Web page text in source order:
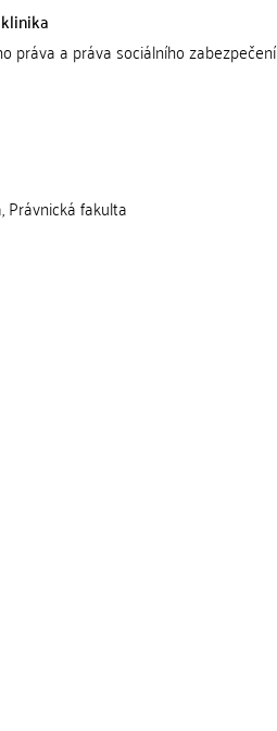
práva a práva sociálního zabezpečení
Právnická fakulta